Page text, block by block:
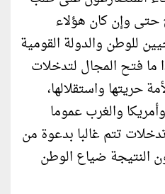
حتى وإن كان هؤلاء
للوطن والدولة القومية
فتح المجال لتدخلات
حريتها واستقلالها،
والغرب عموما
تتم غالبا بدعوة من
النتيجة ضياع الوطن